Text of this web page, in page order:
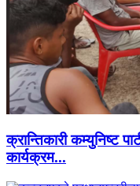
क्रान्तिकारी कम्युनिष्ट
कार्यक्रम...